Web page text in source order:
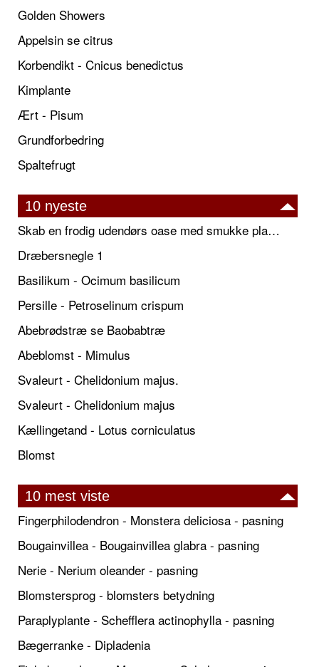
Golden Showers
Appelsin se citrus
Korbendikt - Cnicus benedictus
Kimplante
Ært - Pisum
Grundforbedring
Spaltefrugt
10 nyeste
Skab en frodig udendørs oase med smukke plantekrukker og elegante espalier
Dræbersnegle 1
Basilikum - Ocimum basilicum
Persille - Petroselinum crispum
Abebrødstræ se Baobabtræ
Abeblomst - Mimulus
Svaleurt - Chelidonium majus.
Svaleurt - Chelidonium majus
Kællingetand - Lotus corniculatus
Blomst
10 mest viste
Fingerphilodendron - Monstera deliciosa - pasning
Bougainvillea - Bougainvillea glabra - pasning
Nerie - Nerium oleander - pasning
Blomstersprog - blomsters betydning
Paraplyplante - Schefflera actinophylla - pasning
Bægerranke - Dipladenia